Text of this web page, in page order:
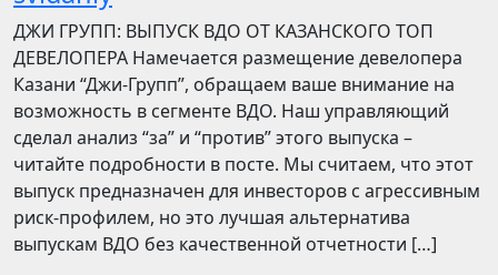
​​ДЖИ ГРУПП: ВЫПУСК ВДО ОТ КАЗАНСКОГО ТОП
ДЕВЕЛОПЕРА Намечается размещение девелопера
Казани “Джи-Групп”, обращаем ваше внимание на
возможность в сегменте ВДО. Наш управляющий
сделал анализ “за” и “против” этого выпуска –
читайте подробности в посте. Мы считаем, что этот
выпуск предназначен для инвесторов с агрессивным
риск-профилем, но это лучшая альтернатива
выпускам ВДО без качественной отчетности […]